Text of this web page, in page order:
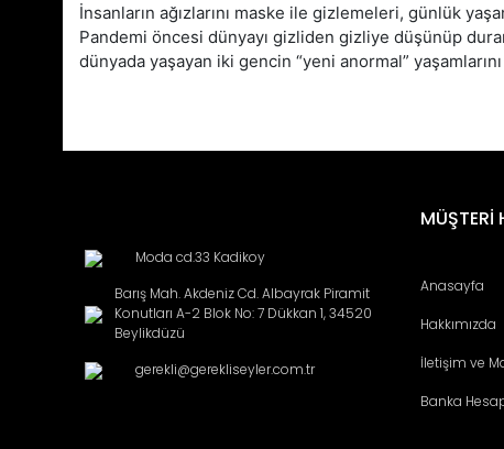
İnsanların ağızlarını maske ile gizlemeleri, günlük
Pandemi öncesi dünyayı gizliden gizliye düşünüp
dünyada yaşayan iki gencin “yeni anormal”
Görüş ve önerileriniz için teşekkür ederiz.
Ürün bilgilerinde hatalar bulunuyor.
Ürün fiyatı diğer sitelerden daha pahalı.
Bu ürüne benzer farklı alternatifler olmalı.
Moda cd.33 Kadikoy
Barış Mah. Akdeniz Cd. Albayrak Piramit
Konutları A-2 Blok No: 7 Dükkan 1, 34520
Beylikdüzü
gerekli@gerekliseyler.com.tr
MÜŞTERİ
Anasayfa
Hakkımızda
İletişim ve
Banka